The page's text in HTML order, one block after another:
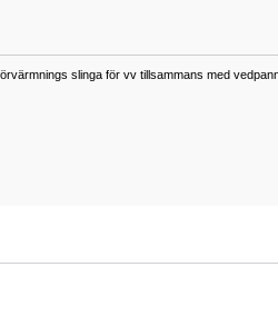
slinga för vv tillsammans med